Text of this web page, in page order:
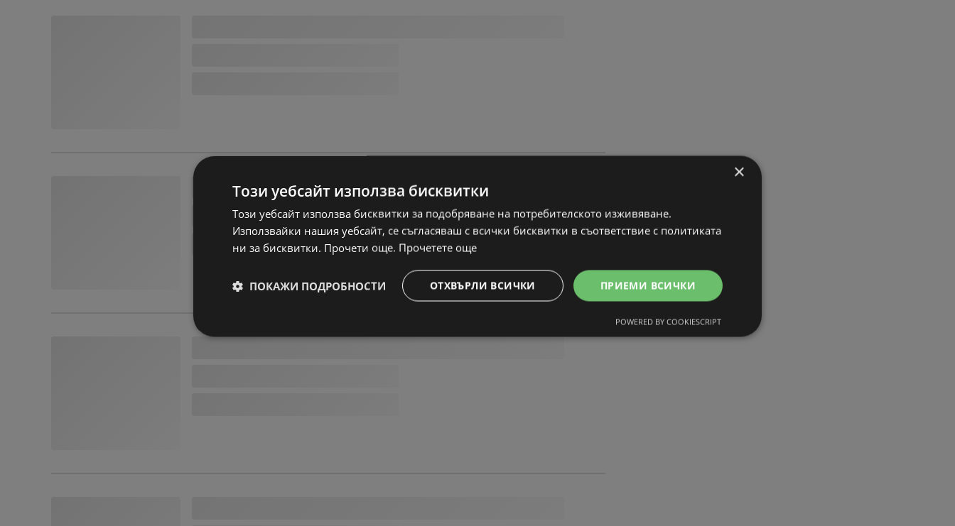
×
Този уебсайт използва бисквитки
Този уебсайт използва бисквитки за подобряване на потребителското изживяване.
Използвайки нашия уебсайт, се съгласяваш с всички бисквитки в съответствие с политиката
ни за бисквитки. Прочети още. Прочетете още
ПРИЕМИ ВСИЧКИ
ОТХВЪРЛИ ВСИЧКИ
ПОКАЖИ ПОДРОБНОСТИ
POWERED BY COOKIESCRIPT